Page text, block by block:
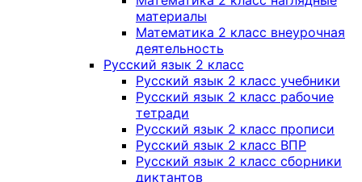
материалы
Математика 2 класс внеурочная
деятельность
Русский язык 2 класс
Русский язык 2 класс учебники
Русский язык 2 класс рабочие
тетради
Русский язык 2 класс прописи
Русский язык 2 класс ВПР
Русский язык 2 класс сборники
диктантов